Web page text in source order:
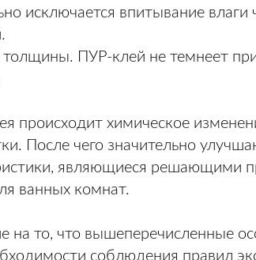
исключается впитывание влаги
ПУР-клей не темнеет
происходит химическое
После чего значительно
являющиеся решающими
ванных комнат.
то, что вышеперечисленные
соблюдения правил